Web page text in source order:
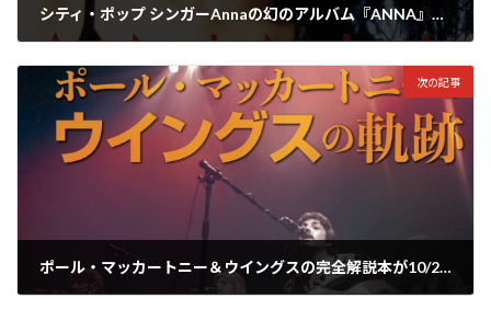
シティ・ポップ シンガーAnnaの幻のアルバム『ANNA』が26年ぶりに復刻リリース
次の記事
ポール・マッカートニー＆ウイングスの完全解説本が10/20発売！秘蔵ピンナップ写真など盛り沢山